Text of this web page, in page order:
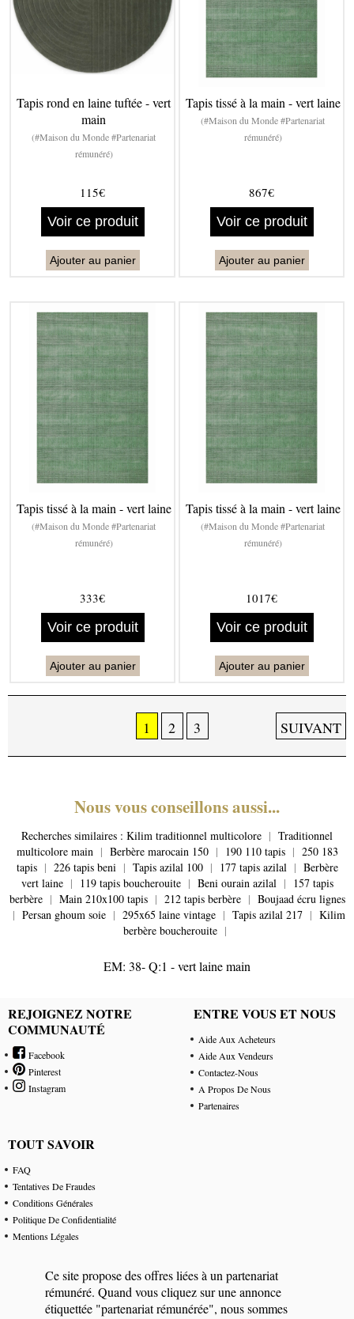
Tapis rond en laine tuftée - vert
main
(#Maison du Monde #Partenariat
rémunéré)
115€
Voir ce produit
Ajouter au panier
Tapis tissé à la main - vert laine
(#Maison du Monde #Partenariat
rémunéré)
867€
Voir ce produit
Ajouter au panier
Tapis tissé à la main - vert laine
(#Maison du Monde #Partenariat
rémunéré)
333€
Voir ce produit
Ajouter au panier
Tapis tissé à la main - vert laine
(#Maison du Monde #Partenariat
rémunéré)
1017€
Voir ce produit
Ajouter au panier
1 2 3 SUIVANT
Nous vous conseillons aussi...
Recherches similaires : Kilim traditionnel multicolore | Traditionnel
multicolore main | Berbère marocain 150 | 190 110 tapis | 250 183
tapis | 226 tapis beni | Tapis azilal 100 | 177 tapis azilal | Berbère
vert laine | 119 tapis boucherouite | Beni ourain azilal | 157 tapis
berbère | Main 210x100 tapis | 212 tapis berbère | Boujaad écru lignes
| Persan ghoum soie | 295x65 laine vintage | Tapis azilal 217 | Kilim
berbère boucherouite |
EM: 38- Q:1 - vert laine main
REJOIGNEZ NOTRE
COMMUNAUTÉ
Facebook
Pinterest
Instagram
ENTRE VOUS ET NOUS
Aide Aux Acheteurs
Aide Aux Vendeurs
Contactez-Nous
A Propos De Nous
Partenaires
TOUT SAVOIR
FAQ
Tentatives De Fraudes
Conditions Générales
Politique De Confidentialité
Mentions Légales
Ce site propose des offres liées à un partenariat
rémunéré. Quand vous cliquez sur une annonce
étiquettée "partenariat rémunérée", nous sommes